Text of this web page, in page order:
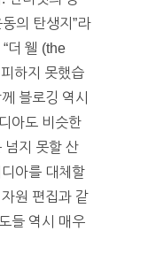
의 탄생지”라
더 웰 (the
하지 못했습
블로깅 역시
아도 비슷한
넘지 못할 산
아를 대체할
원 편집과 같
들 역시 매우